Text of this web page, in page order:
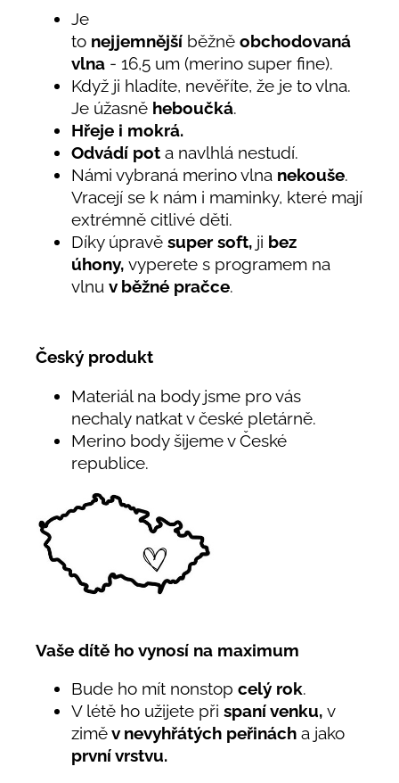
Je
to nejjemnější běžně obchodovaná
vlna - 16,5 um (merino super fine).
Když ji hladíte, nevěříte, že je to vlna.
Je úžasně heboučká.
Hřeje i mokrá.
Odvádí pot a navlhlá nestudí.
Námi vybraná merino vlna nekouše.
Vracejí se k nám i maminky, které mají
extrémně citlivé děti.
Díky úpravě super soft, ji bez
úhony, vyperete s programem na
vlnu v běžné pračce.
Český produkt
Materiál na body jsme pro vás
nechaly natkat v české pletárně.
Merino body šijeme v České
republice.
Vaše dítě ho vynosí na maximum
Bude ho mít nonstop celý rok.
V létě ho užijete při spaní venku, v
ziměv nevyhřátých peřinách a jako
první vrstvu.